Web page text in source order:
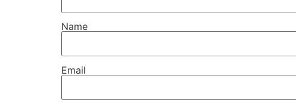
Name
Email